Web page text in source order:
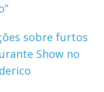
sobre furtos
Show no